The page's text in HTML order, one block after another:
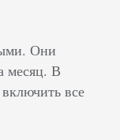
Они
месяц. В
все